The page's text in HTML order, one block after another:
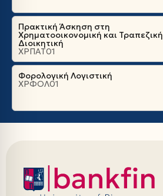
Πρακτική Άσκηση στη
Χρηματοοικονομική και Τραπεζική
Διοικητική
ΧΡΠΑΤ01
Φορολογική Λογιστική
ΧΡΦΟΛ01